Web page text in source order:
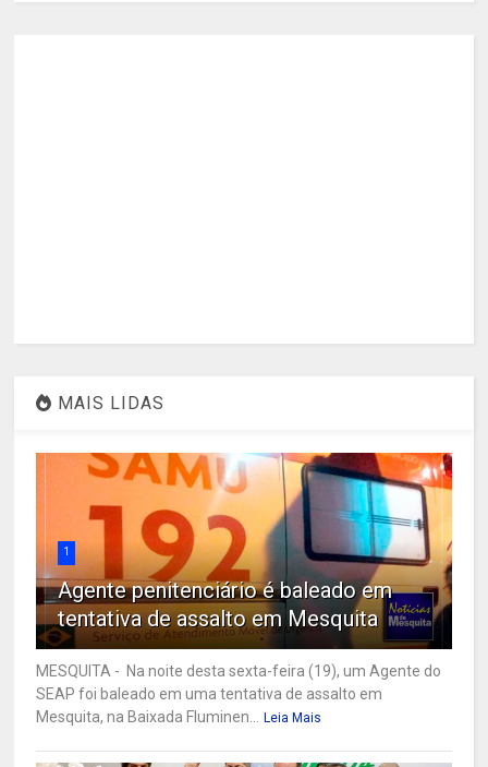
MAIS LIDAS
1
Agente penitenciário é baleado em
tentativa de assalto em Mesquita
MESQUITA - Na noite desta sexta-feira (19), um Agente do
SEAP foi baleado em uma tentativa de assalto em
Mesquita, na Baixada Fluminen...
Leia Mais